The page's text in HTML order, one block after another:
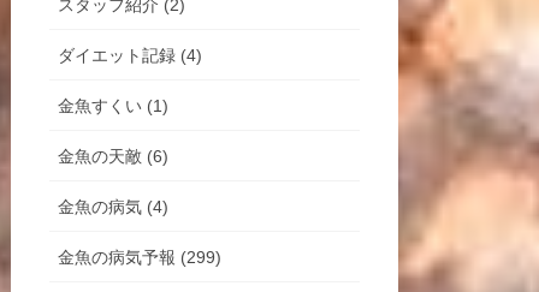
スタッフ紹介 (2)
ダイエット記録 (4)
金魚すくい (1)
金魚の天敵 (6)
金魚の病気 (4)
金魚の病気予報 (299)